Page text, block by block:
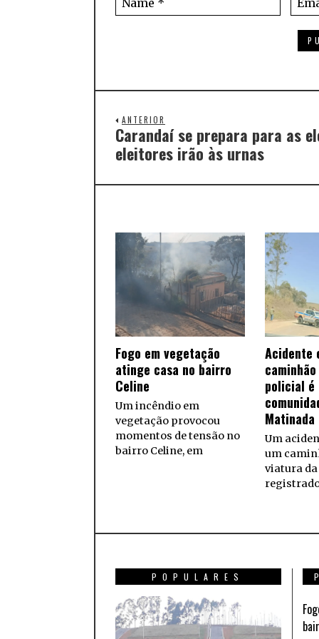
ANTERIOR
Carandaí se prepara para as
eleitores irão às urnas
Fogo em vegetação
atinge casa no bairro
Celine
Um incêndio em
vegetação provocou
momentos de tensão no
bairro Celine, em
Acidente
policial é
Matinada
Um
um
viatura
POPULARES